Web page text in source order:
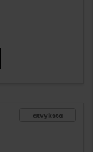
atvyksta